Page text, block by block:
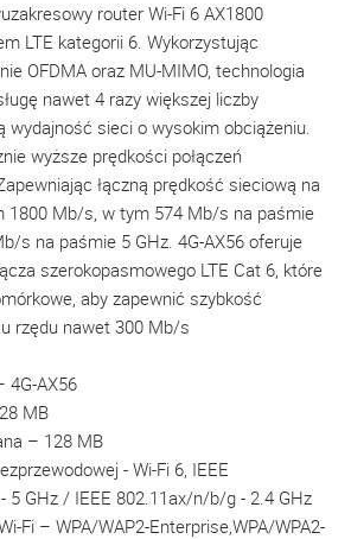
router Wi-Fi 6 AX1800
LTE kategorii 6. Wykorzystując
OFDMA oraz MU-MIMO, technologia
nawet 4 razy większej liczby
wydajność sieci o wysokim obciążeniu.
wyższe prędkości połączeń
łączną prędkość sieciową na
1800 Mb/s, w tym 574 Mb/s na paśmie
s na paśmie 5 GHz. 4G-AX56 oferuje
szerokopasmowego LTE Cat 6, które
aby zapewnić szybkość
rzędu nawet 300 Mb/s
4G-AX56
MB
– 128 MB
- Wi-Fi 6, IEEE
5 GHz / IEEE 802.11ax/n/b/g - 2.4 GHz
Fi – WPA/WAP2-Enterprise,WPA/WPA2-